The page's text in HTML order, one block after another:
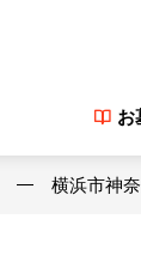
お
横浜市神